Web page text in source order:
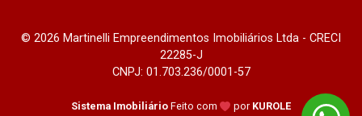
© 2026 Martinelli Empreendimentos Imobiliários Ltda - CRECI
22285-J
CNPJ: 01.703.236/0001-57
Sistema Imobiliário Feito com por KUROLE